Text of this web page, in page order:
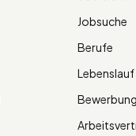
Jobsuche
Berufe
Lebenslauf
Bewerbung